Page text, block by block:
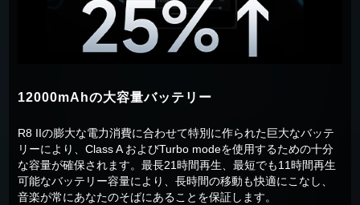
12000mAhの大容量バッテリー
R8 IIの膨大な電力消費に合わせて特別に作られた巨大なバッテ
リーにより、Class A およびTurbo modeを使用するための十分
な容量が確保されます。最長21時間再生、最短でも11時間再生
可能なバッテリー容量により、長時間の移動も快適にこなし、
音楽が常にあなたのそばにあることを保証します。